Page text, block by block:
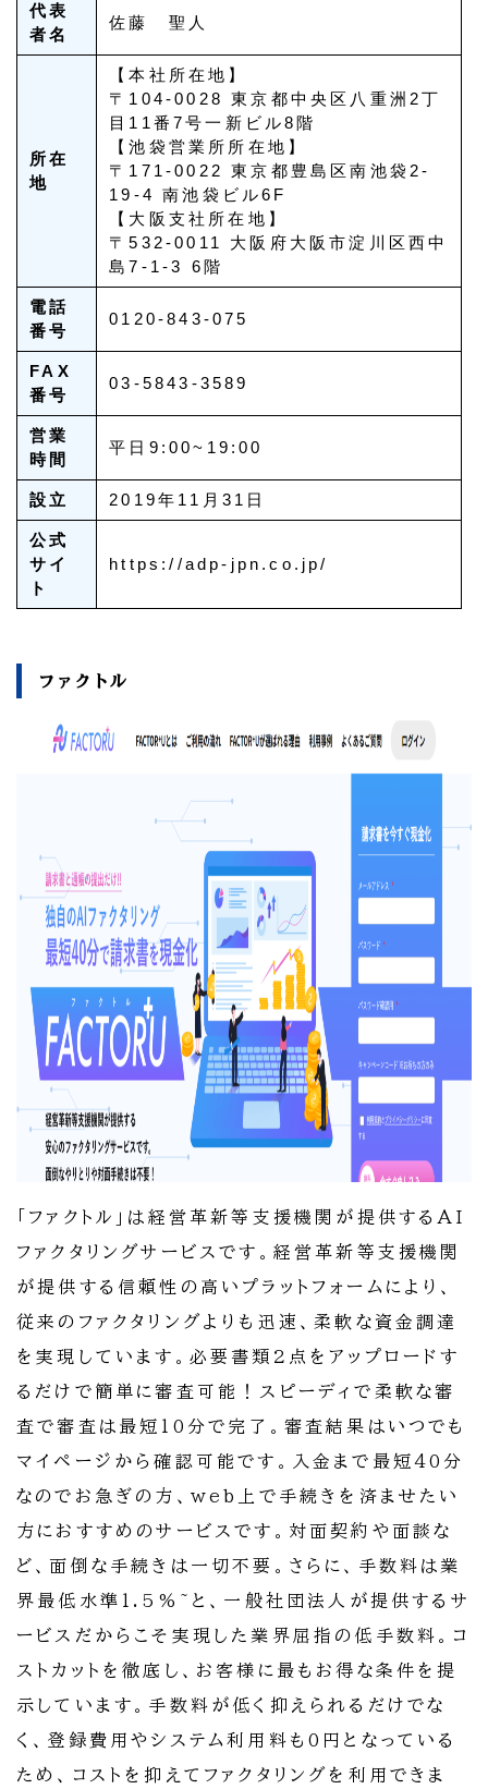
代表
者名
佐藤 聖人
所在
地
【本社所在地】
〒104-0028 東京都中央区八重洲2丁
目11番7号一新ビル8階
【池袋営業所所在地】
〒171-0022 東京都豊島区南池袋2-
19-4 南池袋ビル6F
【大阪支社所在地】
〒532-0011 大阪府大阪市淀川区西中
島7-1-3 6階
電話
番号
0120-843-075
FAX
番号
03-5843-3589
営業
時間
平日9:00~19:00
設立 2019年11月31日
公式
サイ
ト
https://adp-jpn.co.jp/
ファクトル
「ファクトル」は経営革新等支援機関が提供するAI
ファクタリングサービスです。経営革新等支援機関
が提供する信頼性の高いプラットフォームにより、
従来のファクタリングよりも迅速、柔軟な資金調達
を実現しています。必要書類2点をアップロードす
るだけで簡単に審査可能！スピーディで柔軟な審
査で審査は最短10分で完了。審査結果はいつでも
マイページから確認可能です。入金まで最短40分
なのでお急ぎの方、web上で手続きを済ませたい
方におすすめのサービスです。対面契約や面談な
ど、面倒な手続きは一切不要。さらに、手数料は業
界最低水準1.5%~と、一般社団法人が提供するサ
ービスだからこそ実現した業界屈指の低手数料。コ
ストカットを徹底し、お客様に最もお得な条件を提
示しています。手数料が低く抑えられるだけでな
く、登録費用やシステム利用料も0円となっている
ため、コストを抑えてファクタリングを利用できま